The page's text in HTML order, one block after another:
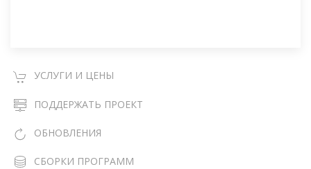
УСЛУГИ И ЦЕНЫ
ПОДДЕРЖАТЬ ПРОЕКТ
ОБНОВЛЕНИЯ
СБОРКИ ПРОГРАММ